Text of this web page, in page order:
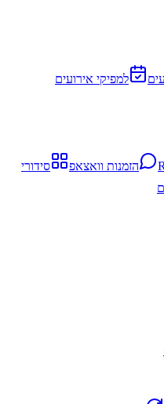
למפיקי אירועים
הזמנות וואצאפ
סידורי